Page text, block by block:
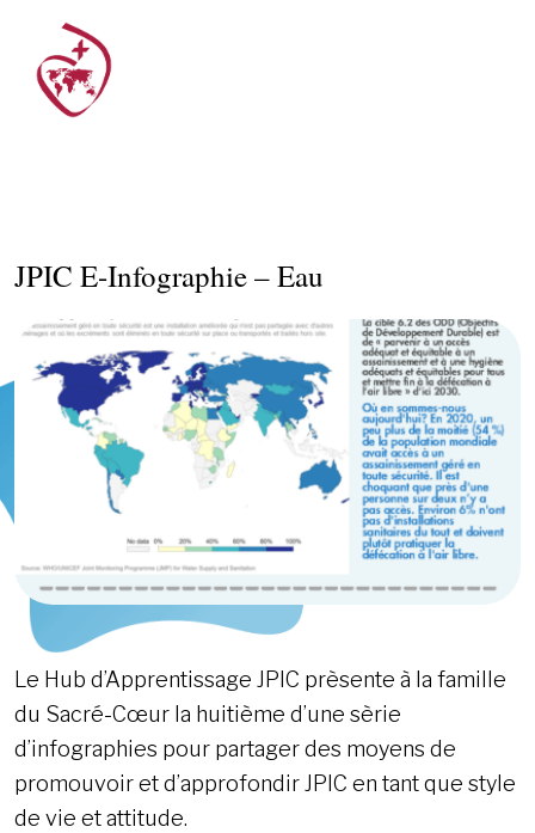
JPIC E-Infographie – Eau
Le Hub d’Apprentissage JPIC prèsente à la famille
du Sacré-Cœur la huitième d’une sèrie
d’infographies pour partager des moyens de
promouvoir et d’approfondir JPIC en tant que style
de vie et attitude.